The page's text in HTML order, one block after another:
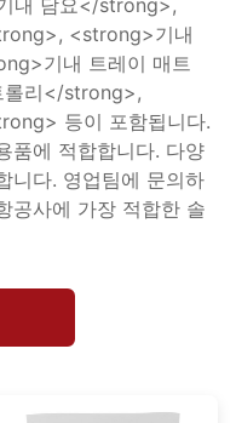
내 담요</strong>,
<strong>기내
기내 트레이 매트
리</strong>,
등이 포함됩니다.
품에 적합합니다. 다양
니다. 영업팀에 문의하
공사에 가장 적합한 솔